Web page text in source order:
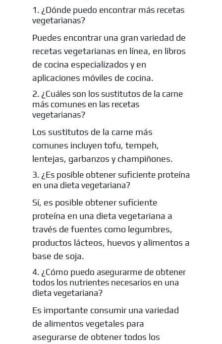
1. ¿Dónde puedo encontrar más recetas
vegetarianas?
Puedes encontrar una gran variedad de
recetas vegetarianas en línea, en libros
de cocina especializados y en
aplicaciones móviles de cocina.
2. ¿Cuáles son los sustitutos de la carne
más comunes en las recetas
vegetarianas?
Los sustitutos de la carne más
comunes incluyen tofu, tempeh,
lentejas, garbanzos y champiñones.
3. ¿Es posible obtener suficiente proteína
en una dieta vegetariana?
Sí, es posible obtener suficiente
proteína en una dieta vegetariana a
través de fuentes como legumbres,
productos lácteos, huevos y alimentos a
base de soja.
4. ¿Cómo puedo asegurarme de obtener
todos los nutrientes necesarios en una
dieta vegetariana?
Es importante consumir una variedad
de alimentos vegetales para
asegurarse de obtener todos los